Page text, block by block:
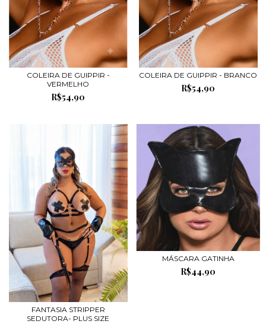
COLEIRA DE GUIPPIR -
VERMELHO
R$54,90
COLEIRA DE GUIPPIR - BRANCO
R$54,90
FANTASIA STRIPPER
SEDUTORA- PLUS SIZE
MÁSCARA GATINHA
R$44,90